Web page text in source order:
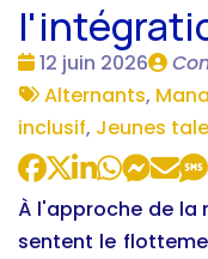
Date
:
12 juin 2026
par
Tags
:
Alternants,
inclusif, Jeunes
À l'approche de la
sentent le